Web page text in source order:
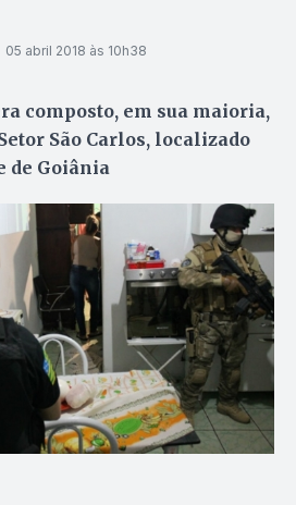
05 abril 2018 às 10h38
composto, em sua maioria,
São Carlos, localizado
de Goiânia